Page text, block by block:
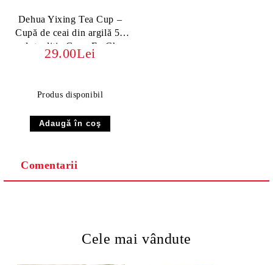
Dehua Yixing Tea Cup –
Cupă de ceai din argilă 50
ml, tradiție Gong Fu Cha
29.00Lei
Produs disponibil
Comentarii
Cele mai vândute